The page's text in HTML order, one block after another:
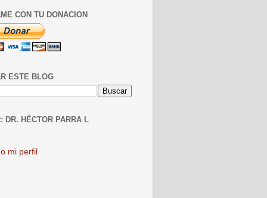
CON TU DONACION
ESTE BLOG
DR. HÉCTOR PARRA L
mi perfil